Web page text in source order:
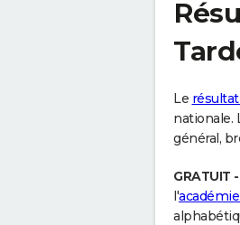
Le
nationale.
général,
l'